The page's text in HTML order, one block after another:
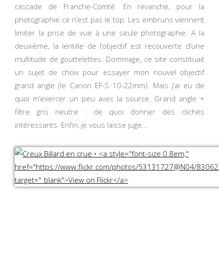
cascade de Franche-Comté. En revanche, pour la
photographie ce n’est pas le top. Les embruns viennent
limiter la prise de vue à une seule photographie. A la
deuxième, la lentille de l’objectif est recouverte d’une
multitude de gouttelettes. Dommage, ce site constituait
un sujet de choix pour essayer mon nouvel objectif
grand angle (le Canon EF-S 10-22mm). Mais j’ai eu de
quoi m’exercer un peu avec la source. Grand angle +
filtre gris neutre : de quoi donner des clichés
intéressants. Enfin, je vous laisse juge…